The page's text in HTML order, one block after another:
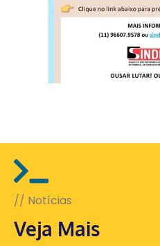
// Notícias
Veja Mais